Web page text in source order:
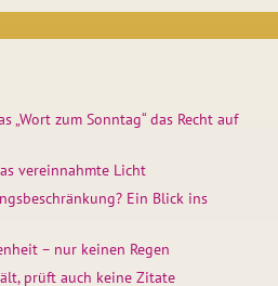
„Wort zum Sonntag“ das Recht auf
vereinnahmte Licht
Ein Blick ins
– nur keinen Regen
prüft auch keine Zitate